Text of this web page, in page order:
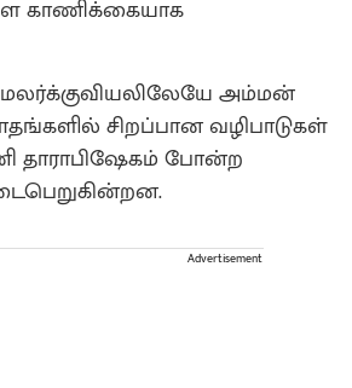
காணிக்கையாக
மலர்க்குவியலிலேயே அம்மன்
சிறப்பான வழிபாடுகள்
தாராபிஷேகம் போன்ற
Advertisement